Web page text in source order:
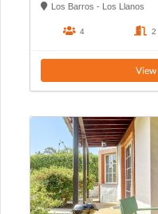
Los Barros - Los Llanos
4 2